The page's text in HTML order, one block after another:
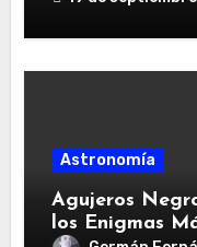
Astronomía
Agujeros
los Enigmas